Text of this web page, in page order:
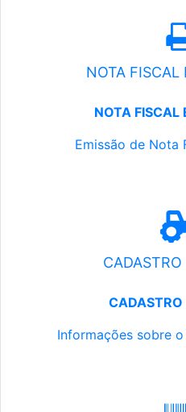
NOTA FISCAL
NOTA FISCAL
Emissão de Nota
CADASTRO
Informações sobre